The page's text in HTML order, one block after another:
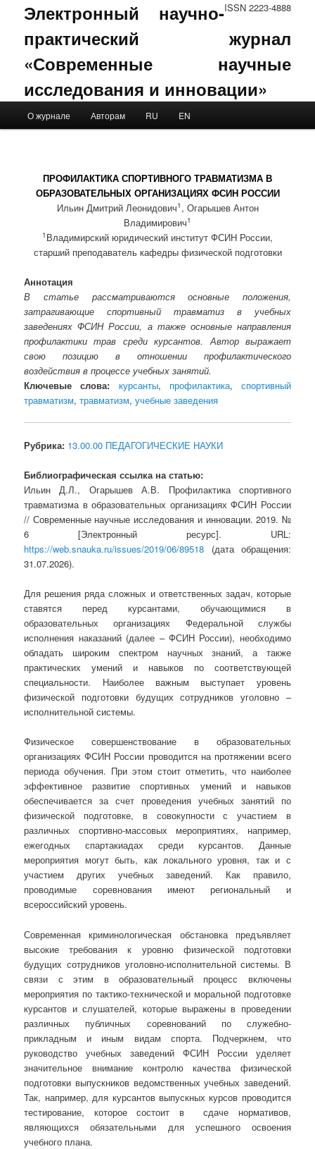
ISSN 2223-4888
Электронный научно-
практический журнал
«Современные научные
исследования и инновации»
Skip to primary content
Skip to secondary content
О журнале Авторам RU EN
ПРОФИЛАКТИКА СПОРТИВНОГО ТРАВМАТИЗМА В
ОБРАЗОВАТЕЛЬНЫХ ОРГАНИЗАЦИЯХ ФСИН РОССИИ
Ильин Дмитрий Леонидович1 , Огарышев Антон
Владимирович1
1 Владимирский юридический институт ФСИН России,
старший преподаватель кафедры физической подготовки
Аннотация
В статье рассматриваются основные положения,
затрагивающие спортивный травматиз в учебных
заведениях ФСИН России, а также основные направления
профилактики трав среди курсантов. Автор выражает
свою позицию в отношении профилактического
воздействия в процессе учебных занятий.
Ключевые слова:
курсанты, профилактика, спортивный
травматизм,травматизм,учебные заведения
Рубрика: 13.00.00 ПЕДАГОГИЧЕСКИЕ НАУКИ
Библиографическая ссылка на статью:
Ильин Д.Л., Огарышев А.В. Профилактика спортивного
травматизма в образовательных организациях ФСИН России
// Современные научные исследования и инновации. 2019. №
6 [Электронный ресурс]. URL:
https://web.snauka.ru/issues/2019/06/89518 (дата обращения:
31.07.2026).
Для решения ряда сложных и ответственных задач, которые
ставятся перед курсантами, обучающимися в
образовательных организациях Федеральной службы
исполнения наказаний (далее – ФСИН России), необходимо
обладать широким спектром научных знаний, а также
практических умений и навыков по соответствующей
специальности. Наиболее важным выступает уровень
физической подготовки будущих сотрудников уголовно –
исполнительной системы.
Физическое совершенствование в образовательных
организациях ФСИН России проводится на протяжении всего
периода обучения. При этом стоит отметить, что наиболее
эффективное развитие спортивных умений и навыков
обеспечивается за счет проведения учебных занятий по
физической подготовке, в совокупности с участием в
различных спортивно-массовых мероприятиях, например,
ежегодных спартакиадах среди курсантов. Данные
мероприятия могут быть, как локального уровня, так и с
участием других учебных заведений. Как правило,
проводимые соревнования имеют региональный и
всероссийский уровень.
Современная криминологическая обстановка предъявляет
высокие требования к уровню физической подготовки
будущих сотрудников уголовно-исполнительной системы. В
связи с этим в образовательный процесс включены
мероприятия по тактико-технической и моральной подготовке
курсантов и слушателей, которые выражены в проведении
различных публичных соревнований по служебно-
прикладным и иным видам спорта. Подчеркнем, что
руководство учебных заведений ФСИН России уделяет
значительное внимание контролю качества физической
подготовки выпускников ведомственных учебных заведений.
Так, например, для курсантов выпускных курсов проводится
тестирование, которое состоит в сдаче нормативов,
являющихся обязательными для успешного освоения
учебного плана.